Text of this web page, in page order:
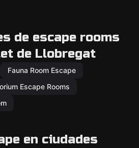
de escape rooms
de Llobregat
Fauna Room Escape
Escape Rooms
en ciudades